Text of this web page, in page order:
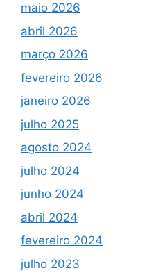
maio 2026
abril 2026
março 2026
fevereiro 2026
janeiro 2026
julho 2025
agosto 2024
julho 2024
junho 2024
abril 2024
fevereiro 2024
julho 2023